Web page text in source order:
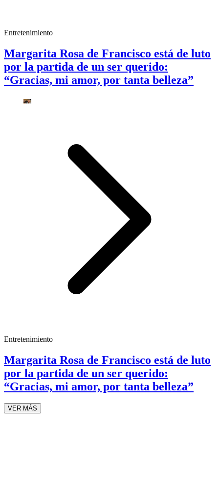
Entretenimiento
Margarita Rosa de Francisco está de luto
por la partida de un ser querido:
“Gracias, mi amor, por tanta belleza”
Entretenimiento
Margarita Rosa de Francisco está de luto
por la partida de un ser querido:
“Gracias, mi amor, por tanta belleza”
VER MÁS